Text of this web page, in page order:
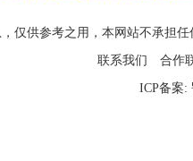
仅供参考之用，本网站不承担
联系我们 合作
ICP备案: